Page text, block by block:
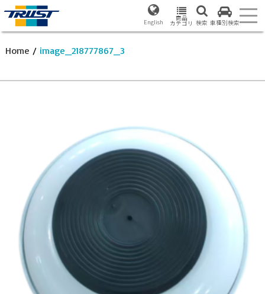
English 商品
カテゴリ 検索 車種別検索
Home / image_218777867_3